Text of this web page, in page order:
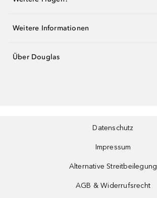
Weitere Informationen
Über Douglas
Datenschutz
Impressum
Alternative Streitbeilegung
AGB & Widerrufsrecht